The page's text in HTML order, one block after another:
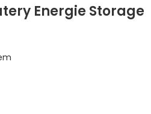
Energie Storage